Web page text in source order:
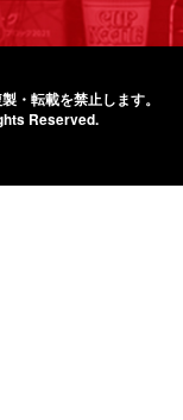
・転載を禁止します。
Reserved.